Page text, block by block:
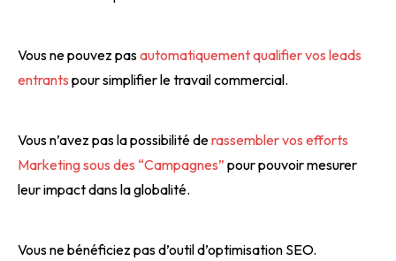
Vous ne pouvez pasautomatiquement qualifier vos leads
entrants pour simplifier le travail commercial.
Vous n’avez pas la possibilité derassembler vos efforts
Marketing sous des “Campagnes” pour pouvoir mesurer
leur impact dans la globalité.
Vous ne bénéficiez pas d’outil d’optimisation SEO.